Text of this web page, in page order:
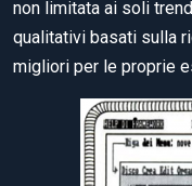
non limitata ai soli
qualitativi basati sulla
migliori per le proprie